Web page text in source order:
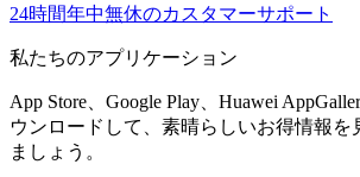
24時間年中無休のカスタマーサポート
私たちのアプリケーション
App Store、Google Play、Huawei
ウンロードして、素晴らしいお得情報を
ましょう。